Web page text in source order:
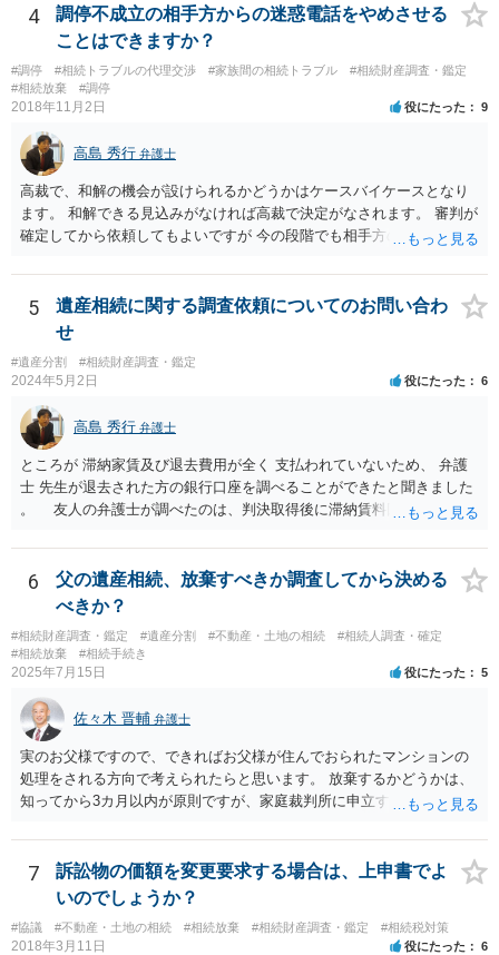
行等に照会をかけることになるでしょう。 不動産は、相続登記が済ん
でいなければ市役所ないし区役所に、お子様と義父様のつながりがわ
かる戸籍一式を揃えてもちこみ、「名寄せ」という手続きをすると、
分かると思います。遺産分割協議書の偽造等により既に相続登記され
てしまっている場合は、住所などに当たりをつけて登記名義を調べて
すが、現代では、各々が自由に価格設定をしていますので、特に相場
はお示しできません。ただし、かつて日本弁護士連合会が設けていた
報酬基準を踏まえて価格設定している弁護士は一定数いると思います
ので、それが一応の目安となるでしょう。
4
調停不成立の相手方からの迷惑電話をやめさせる
ことはできますか？
#調停 #相続トラブルの代理交渉 #家族間の相続トラブル
#相続財産調査・鑑定
#相続放棄
#調停
2018年11月2日 役にたった 9
高島 秀行 弁護士
高裁で、和解の機会が設けられるかどうかはケースバイケースとなり
ます。 和解できる見込みがなければ高裁で決定がなされます。 審判が
確定してから依頼してもよいですが 今の段階でも相手方の連絡が迷惑
5
遺産相続に関する調査依頼についてのお問い合わ
せ
#遺産分割 #相続財産調査・鑑定
2024年5月2日 役にたった 6
高島 秀行 弁護士
ところが 滞納家賃及び退去費用が全く 支払われていないため、 弁護
士 先生が退去された方の銀行口座を調べることができたと聞きました
。 友人の弁護士が調べたのは、判決取得後に滞納賃料回収のため
預金の入出金履歴を調べたわけではありません。 残念ながら、事案
や目的も異なりますし、開示の内容も異なります。
6
父の遺産相続、放棄すべきか調査してから決める
べきか？
#相続財産調査・鑑定 #遺産分割 #不動産・土地の相続
#相続人調査・確定
#相続放棄
#相続手続き
2025年7月15日 役にたった 5
佐々木 晋輔 弁護士
実のお父様ですので、できればお父様が住んでおられたマンションの
処理をされる方向で考えられたらと思います。 放棄するかどうかは、
知ってから3カ月以内が原則ですが、家庭裁判所に申立すれば3カ月の
放棄するかどうか決めることができます。 銀行やサラ金が数年も放置
することはありませんので、数年後に借金が発見される可能性はほぼ
ありません。 なお、私が扱った相続放棄を検討していた案件で、期間
伸長して調査したところ、サラ金に対する過払金など相当な財産が見
つかったため相続したという事例がありました。
7
訴訟物の価額を変更要求する場合は、上申書でよ
いのでしょうか？
#協議 #不動産・土地の相続 #相続放棄 #相続財産調査・鑑定 #相続税対策
2018年3月11日 役にたった 6